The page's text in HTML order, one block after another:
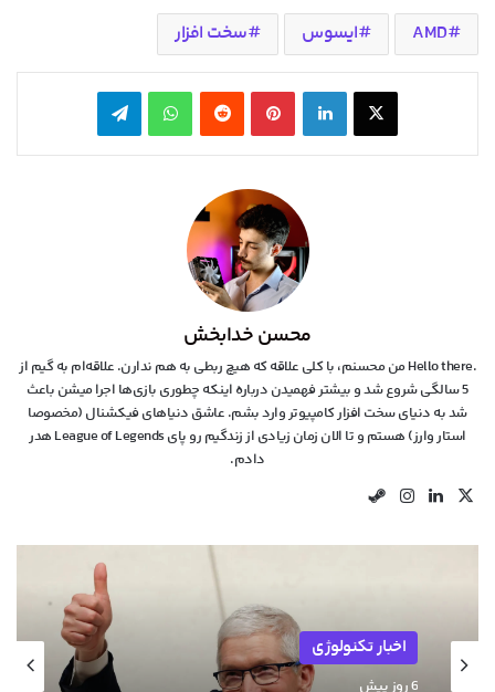
AMD ایسوس سخت افزار
X لینکدین ‫پین‌ترست‫رددیت واتس آپ تلگرام
محسن خدابخش
.Hello there من محسنم، با کلی علاقه که هیچ ربطی به هم ندارن. علاقه‌ام به گیم از
5 سالگی شروع شد و بیشتر فهمیدن درباره اینکه چطوری بازی‌ها اجرا میشن باعث
شد به دنیای سخت افزار کامپیوتر وارد بشم. عاشق دنیاهای فیکشنال (مخصوصا
استار وارز) هستم و تا الان زمان زیادی از زندگیم رو پای League of Legends هدر
دادم.
X لینکدیناینستاگرام
اخبار تکنولوژی
6 روز پیش